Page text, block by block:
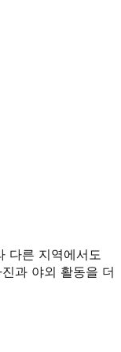
다른 지역에서도
과 야외 활동을 더